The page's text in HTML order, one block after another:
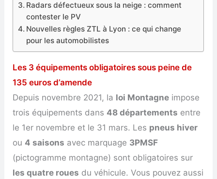
Radars défectueux sous la neige : comment
contester le PV
Nouvelles règles ZTL à Lyon : ce qui change
pour les automobilistes
Les 3 équipements obligatoires sous peine de
135 euros d’amende
Depuis novembre 2021, la loi Montagne impose
trois équipements dans 48 départements entre
le 1er novembre et le 31 mars. Les pneus hiver
ou 4 saisons avec marquage 3PMSF
(pictogramme montagne) sont obligatoires sur
les quatre roues du véhicule. Vous pouvez aussi